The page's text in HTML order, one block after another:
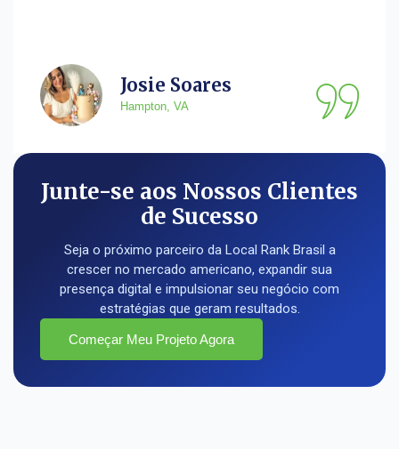
Josie Soares
Hampton, VA
Junte-se aos Nossos Clientes
de Sucesso
Seja o próximo parceiro da Local Rank Brasil a
crescer no mercado americano, expandir sua
presença digital e impulsionar seu negócio com
estratégias que geram resultados.
Começar Meu Projeto Agora